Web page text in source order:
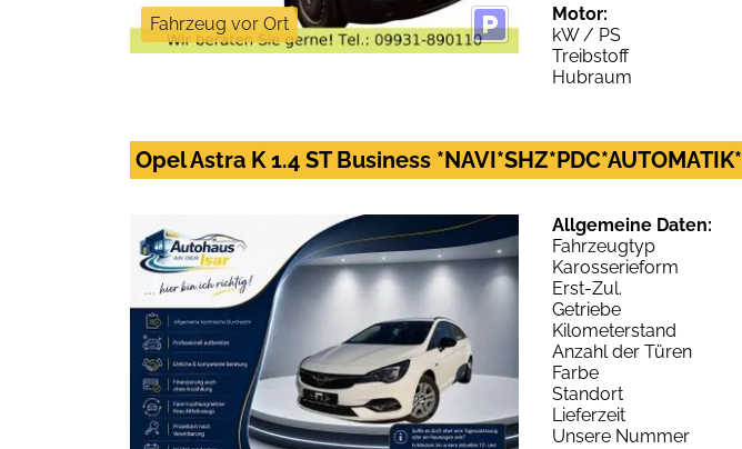
Fahrzeug vor Ort
Motor:
kW / PS
Treibstoff
Hubraum
Opel Astra K 1.4 ST Business *NAVI*SHZ*PDC*AUTOMATIK*
Allgemeine Daten:
Fahrzeugtyp
Karosserieform
Erst-Zul.
Getriebe
Kilometerstand
Anzahl der Türen
Farbe
Standort
Lieferzeit
Unsere Nummer